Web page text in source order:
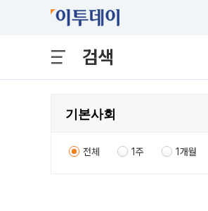
검색
전체 1주 1개월